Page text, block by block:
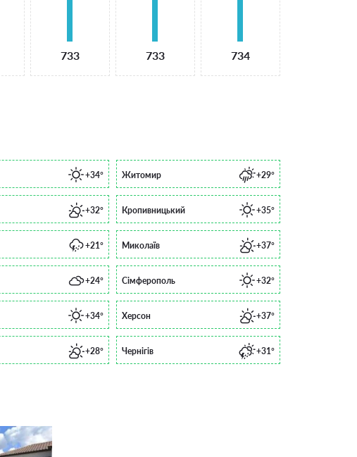
733 733 734
+34° Житомир +29°
+32° Кропивницький +35°
+21° Миколаїв +37°
+24° Сімферополь +32°
+34° Херсон +37°
+28° Чернігів +31°